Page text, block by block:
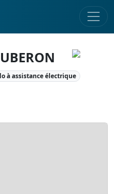
à assistance électrique